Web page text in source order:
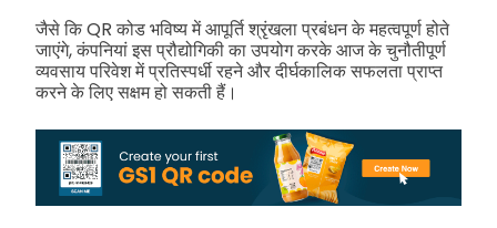
जैसे कि QR कोड भविष्य में आपूर्ति श्रृंखला प्रबंधन के महत्वपूर्ण होते
जाएंगे, कंपनियां इस प्रौद्योगिकी का उपयोग करके आज के चुनौतीपूर्ण
व्यवसाय परिवेश में प्रतिस्पर्धी रहने और दीर्घकालिक सफलता प्राप्त
करने के लिए सक्षम हो सकती हैं।